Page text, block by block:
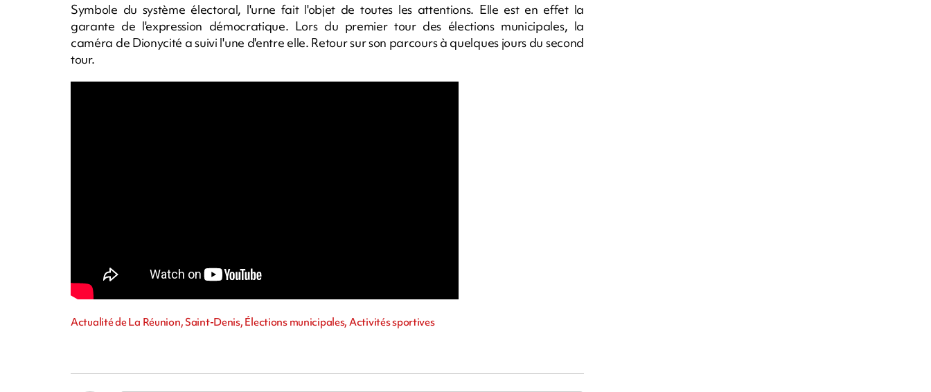
Symbole du système électoral, l'urne fait l'objet de toutes les attentions. Elle est en effet la
garante de l'expression démocratique. Lors du premier tour des élections municipales, la
caméra de Dionycité a suivi l'une d'entre elle. Retour sur son parcours à quelques jours du second
tour.
Actualité de La Réunion, Saint-Denis, Élections municipales, Activités sportives